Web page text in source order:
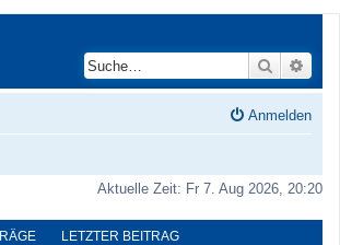
Suche
Anmelden
Aktuelle Zeit: Fr 7. Aug 2026, 20:20
LETZTER BEITRAG